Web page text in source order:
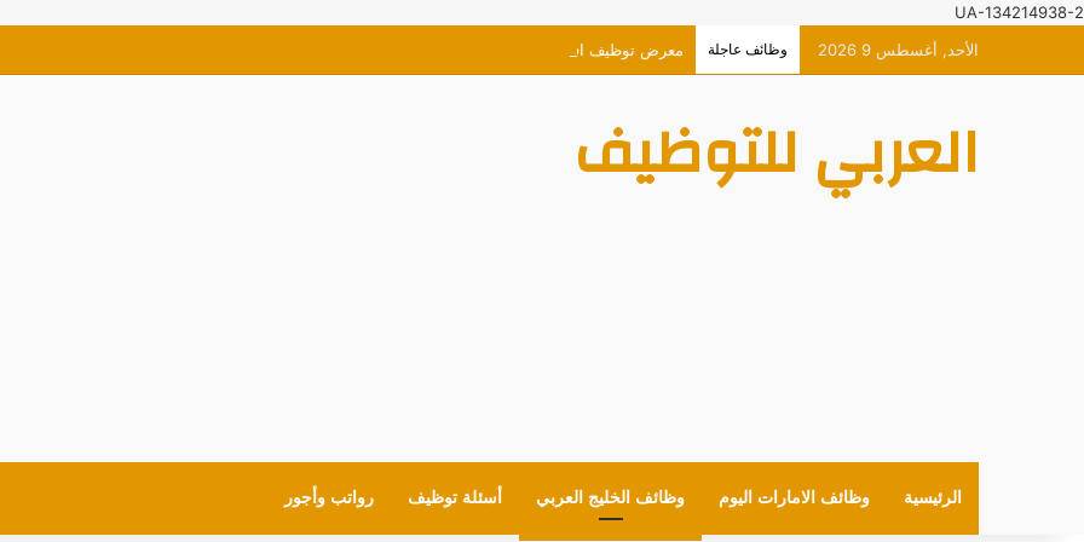
UA-134214938-2
الأحد, أغسطس 9 2026
وظائف عاجلة معرض توظيف افتراضي حصري للمعلمين والقيادات لمدارس (MOE) في الإمارات
العربي للتوظيف
الرئيسية وظائف الامارات اليوم وظائف الخليج العربي أسئلة توظيف رواتب وأجور